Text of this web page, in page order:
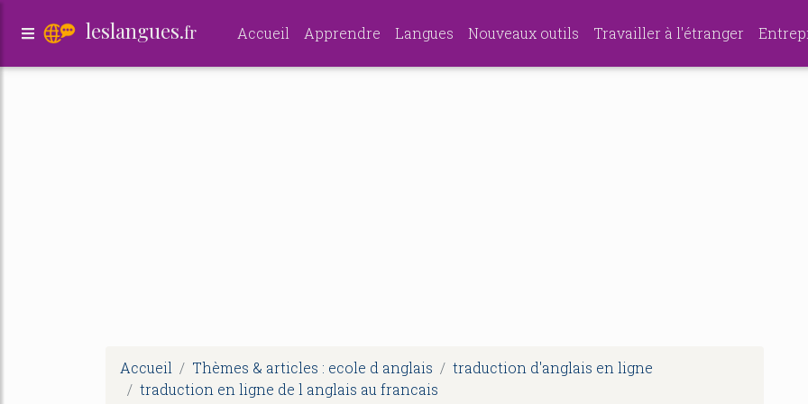
leslangues.fr Accueil Apprendre Langues Nouveaux outils Travailler à l'étranger
Accueil Thèmes & articles : ecole d anglais
traduction d'anglais en ligne
traduction en ligne de l anglais au francais